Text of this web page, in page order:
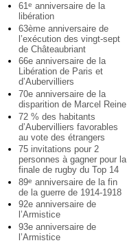
61e anniversaire de la
libération
63ème anniversaire de
l’exécution des vingt-sept
de Châteaubriant
66e anniversaire de la
Libération de Paris et
d’Aubervilliers
70e anniversaire de la
disparition de Marcel Reine
72 % des habitants
d’Aubervilliers favorables
au vote des étrangers
75 invitations pour 2
personnes à gagner pour la
finale de rugby du Top 14
89e anniversaire de la fin
de la guerre de 1914-1918
92e anniversaire de
l’Armistice
93e anniversaire de
l’Armistice